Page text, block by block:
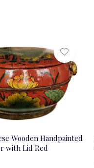
Wooden Handpainted
with Lid Red